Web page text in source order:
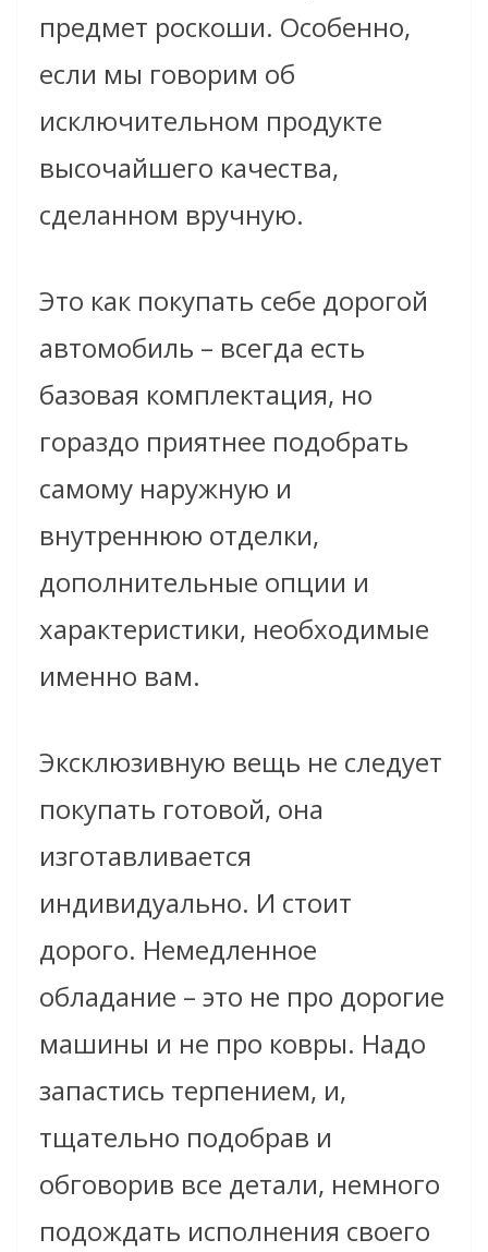
предмет роскоши. Особенно,
если мы говорим об
исключительном продукте
высочайшего качества,
сделанном вручную.
Это как покупать себе дорогой
автомобиль – всегда есть
базовая комплектация, но
гораздо приятнее подобрать
самому наружную и
внутреннюю отделки,
дополнительные опции и
характеристики, необходимые
именно вам.
Эксклюзивную вещь не следует
покупать готовой, она
изготавливается
индивидуально. И стоит
дорого. Немедленное
обладание – это не про дорогие
машины и не про ковры. Надо
запастись терпением, и,
тщательно подобрав и
обговорив все детали, немного
подождать исполнения своего